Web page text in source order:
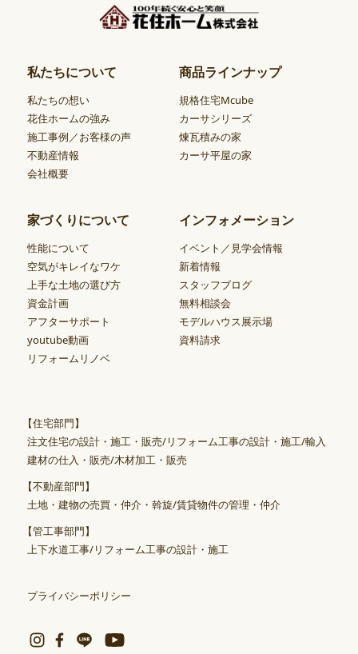
私たちについて
私たちの想い
花住ホームの強み
施工事例／お客様の声
不動産情報
会社概要
商品ラインナップ
規格住宅Mcube
カーサシリーズ
煉瓦積みの家
カーサ平屋の家
家づくりについて
性能について
空気がキレイなワケ
上手な土地の選び方
資金計画
アフターサポート
youtube動画
リフォームリノベ
インフォメーション
イベント／見学会情報
新着情報
スタッフブログ
無料相談会
モデルハウス展示場
資料請求
【住宅部門】
注文住宅の設計・施工・販売/リフォーム工事の設計・施工/輸入
建材の仕入・販売/木材加工・販売
【不動産部門】
土地・建物の売買・仲介・斡旋/賃貸物件の管理・仲介
【管工事部門】
上下水道工事/リフォーム工事の設計・施工
プライバシーポリシー